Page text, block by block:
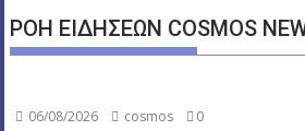
ΡΟΗ ΕΙΔΗΣΕΩΝ COSMOS
06/08/2026 cosmos 0